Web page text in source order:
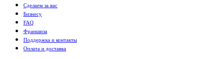
Сделаем за вас
Бизнесу
FAQ
Франшиза
Поддержка и контакты
Оплата и доставка